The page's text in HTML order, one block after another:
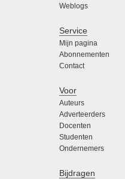
Weblogs
Service
Mijn pagina
Abonnementen
Contact
Voor
Auteurs
Adverteerders
Docenten
Studenten
Ondernemers
Bijdragen